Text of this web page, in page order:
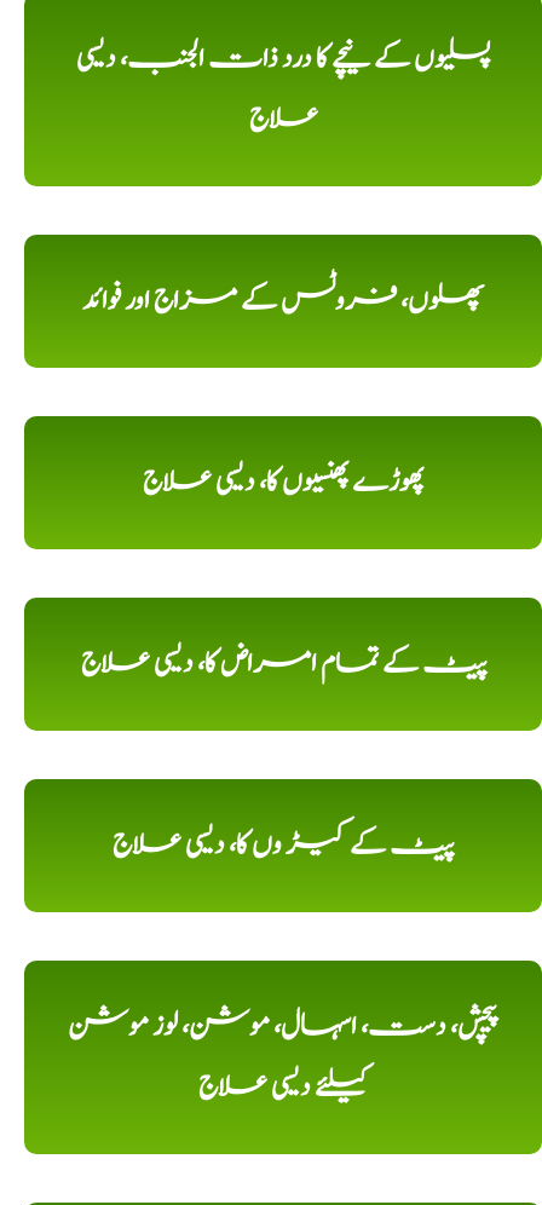
پسلیوں کے نیچے کا درد ذات الجنب، دیسی
علاج
پھلوں، فروٹس کے مزاج اور فوائد
پھوڑے پھنسیوں کا، دیسی علاج
پیٹ کے تمام امراض کا، دیسی علاج
پیٹ کے کیڑ وں کا، دیسی علاج
پیچش، دست، اسہال، موشن، لوز موشن
کیلئے دیسی علاج